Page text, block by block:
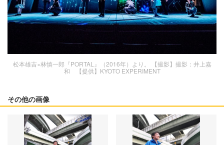
松本雄吉×林慎一郎『PORTAL』（2016年）より。 【撮影】撮影：井上嘉
和 【提供】KYOTO EXPERIMENT
その他の画像